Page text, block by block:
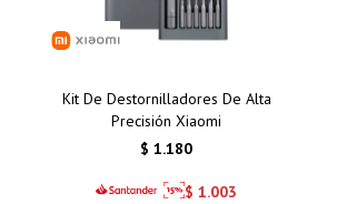
Kit De Destornilladores De Alta
Precisión Xiaomi
$ 1.180
$ 1.003